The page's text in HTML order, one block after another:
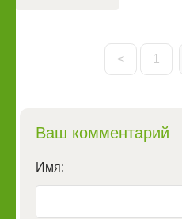
< 1
Ваш комментарий
Имя: